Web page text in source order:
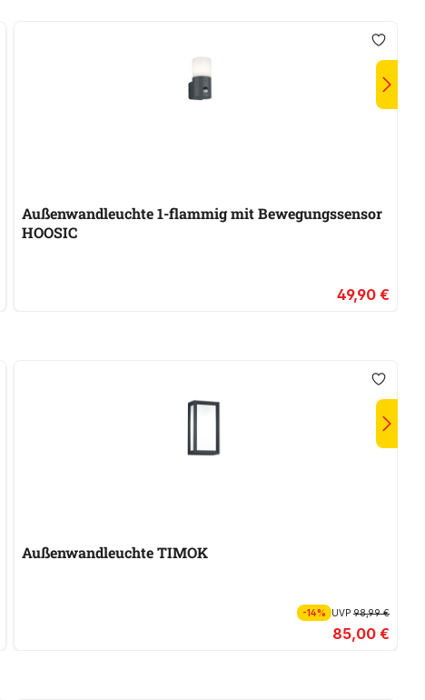
Außenwandleuchte 1-flammig mit Bewegungssensor
HOOSIC
49,90 €
Außenwandleuchte TIMOK
-14% UVP 98,99 €
85,00 €